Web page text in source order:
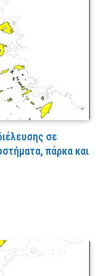
σε
πάρκα και